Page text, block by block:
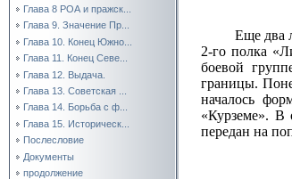
Глава 8 РОА и пражск...
Глава 9. Значение Пр...
Глава 10. Конец Южно...
Глава 11. Конец Севе...
Глава 12. Выдача.
Глава 13. Советская ...
Глава 14. Борьба с ф...
Глава 15. Историческ...
Послесловие
Документы
продолжение
Еще два
2‑го полка
боевой
границы.
началось
«Курземе». В
передан на